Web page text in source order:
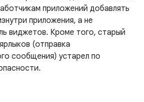
приложений добавлять
приложения, а не
виджетов. Кроме того, старый
(отправка
сообщения) устарел по